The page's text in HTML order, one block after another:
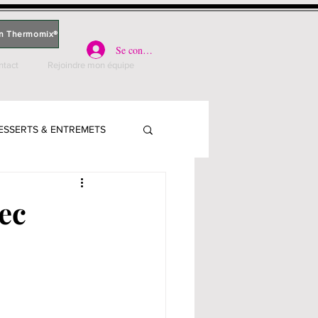
Thermomix®
Se connecter
Rejoindre mon équipe
& ENTREMETS